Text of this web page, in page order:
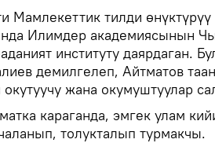
Мамлекеттик тилди
Илимдер академиясынын
институту даярдаган.
демилгелеп, Айтматов
окутуучу жана окумуштуулар
караганда, эмгек улам
толукталып турмакчы.